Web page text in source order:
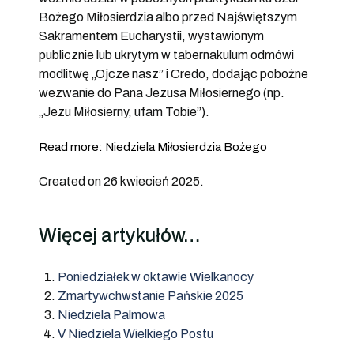
Bożego Miłosierdzia albo przed Najświętszym
Sakramentem Eucharystii, wystawionym
publicznie lub ukrytym w tabernakulum odmówi
modlitwę „Ojcze nasz” i Credo, dodając pobożne
wezwanie do Pana Jezusa Miłosiernego (np.
„Jezu Miłosierny, ufam Tobie”).
Read more: Niedziela Miłosierdzia Bożego
Created on 26 kwiecień 2025.
Więcej artykułów…
Poniedziałek w oktawie Wielkanocy
Zmartywchwstanie Pańskie 2025
Niedziela Palmowa
V Niedziela Wielkiego Postu